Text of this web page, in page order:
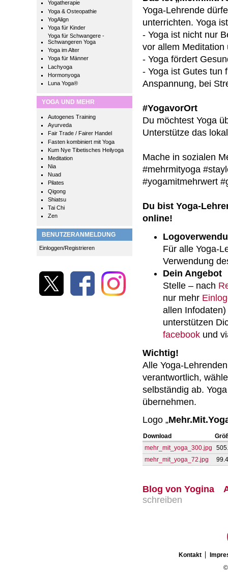
Yogatherapie
Yoga & Osteopathie
YogAlign
Yoga für Kinder
Yoga für Schwangere -
Schwangeren Yoga
Yoga im Alter
Yoga für Männer
Lachyoga
Hormonyoga
Luna Yoga®
YOGA UND MEHR
Autogenes Training
Ayurveda
Fair Trade / Fairer Handel
Fasten kombiniert mit Yoga
Kum Nye Tibetisches Heilyoga
Meditation
Nia
Nuad
Pilates
Qigong
Shiatsu
Tai Chi
Zen
BENUTZERANMELDUNG
Einloggen/Registrieren
Yoga-Lehrende
unterrichten. Yoga
- Yoga ist nicht nur
vor allem
- Yoga fördert
- Yoga ist Gutes tun
Anspannung, bei
#YogavorOrt
Du möchtest Yoga
Unterstütze das
Mache in sozialen
#mehrmityoga
#yogamitmehrwert
Du bist Yoga-
online!
Für alle Yoga-
Verwendung
Dein Angebot
Stelle – nach
nur mehr
allen Infodaten)
unterstützen
facebook und
Wichtig!
Alle Yoga-
verantwortlich,
selbständig ab.
übernehmen.
Logo „
Download
mehr_mit_yoga_300.jpg
mehr_mit_yoga_72.jpg
Blog von Yogina
schreiben
Kontakt
©